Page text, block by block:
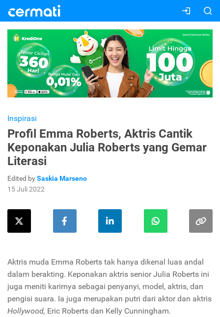
Inspirasi
Profil Emma Roberts, Aktris Cantik
Keponakan Julia Roberts yang Gemar
Literasi
Edited bySaskia Marseno
15 Juli 2022
Aktris muda Emma Roberts tak hanya dikenal luas andal
dalam berakting. Keponakan aktris senior Julia Roberts ini
juga meniti karirnya sebagai penyanyi, model, aktris, dan
pengisi suara. Ia juga merupakan putri dari aktor dan aktris
Hollywood, Eric Roberts dan Kelly Cunningham.